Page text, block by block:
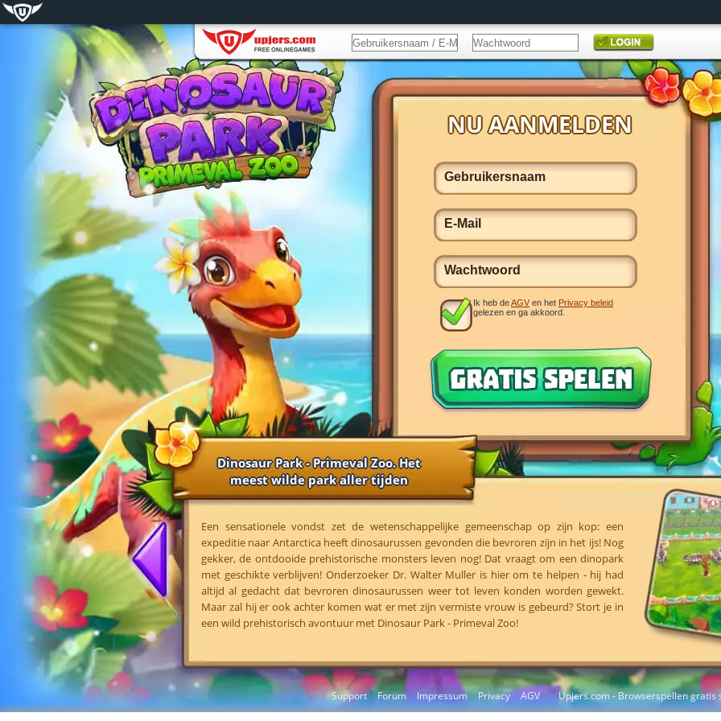
Support Forum Impressum Privacy AGV Upjers.com - Browserspellen gratis
Dinosaur Park - Primeval Zoo. Het
meest wilde park aller tijden
Een sensationele vondst zet de wetenschappelijke gemeenschap op zijn kop: een
expeditie naar Antarctica heeft dinosaurussen gevonden die bevroren zijn in het ijs! Nog
gekker, de ontdooide prehistorische monsters leven nog! Dat vraagt om een dinopark
met geschikte verblijven! Onderzoeker Dr. Walter Muller is hier om te helpen - hij had
altijd al gedacht dat bevroren dinosaurussen weer tot leven konden worden gewekt.
Maar zal hij er ook achter komen wat er met zijn vermiste vrouw is gebeurd? Stort je in
een wild prehistorisch avontuur met Dinosaur Park - Primeval Zoo!
Ik heb deAGV en het Privacy beleid
gelezen en ga akkoord.